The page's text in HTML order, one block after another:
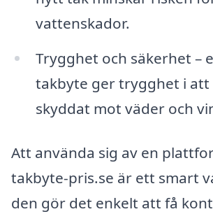
vattenskador.
Trygghet och säkerhet –
takbyte ger trygghet i
skyddat mot väder och
Att använda sig av en
takbyte-pris.se är ett smart
den gör det enkelt att få